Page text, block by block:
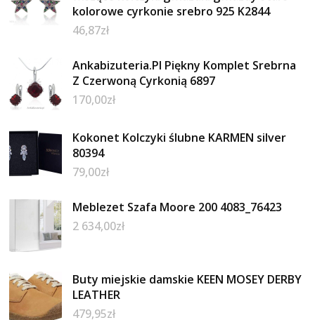
kolorowe cyrkonie srebro 925 K2844
46,87zł
Ankabizuteria.Pl Piękny Komplet Srebrna
Z Czerwoną Cyrkonią 6897
170,00zł
Kokonet Kolczyki ślubne KARMEN silver
80394
79,00zł
Meblezet Szafa Moore 200 4083_76423
2 634,00zł
Buty miejskie damskie KEEN MOSEY DERBY
LEATHER
479,95zł